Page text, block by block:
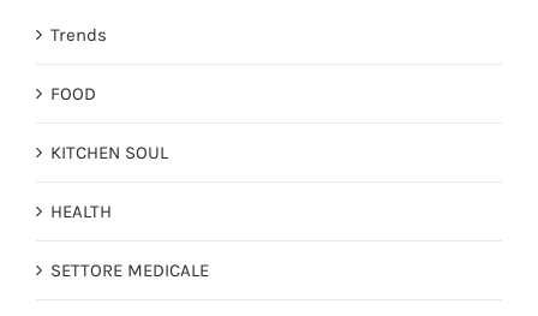
Trends
FOOD
KITCHEN SOUL
HEALTH
SETTORE MEDICALE